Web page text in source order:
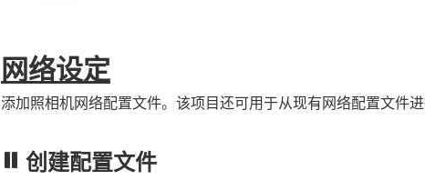
网络设定
添加照相机网络配置文件。该项目还可用于从现有网络配置文件进
创建配置文件